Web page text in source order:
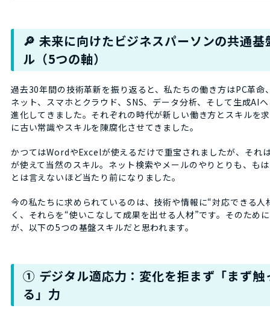
🔎 未来に向けたビジネスパーソンの共通基
ル（5つの軸）
過去30年間の技術革新を振り返ると、私たちの働き方はPC革命
ネット、スマホとクラウド、SNS、データ分析、そして生成AI
進化してきました。それぞれの時代が新しい働き方とスキルを
に古い常識やスキルを陳腐化させてきました。
かつてはWordやExcelが使えるだけで重宝されましたが、それ
が使えて当然のスキル。ネット検索やメールのやりとりも、も
とは言えないほど当たり前になりました。
今の私たちに求められているのは、技術や情報に“対応できる人
く、それらを“使いこなして成果を出せる人材”です。そのため
が、以下の5つの基盤スキルだと思われます。
① デジタル適応力：変化を拒まず「まず触
る」力